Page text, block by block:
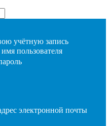
учётную запись
пользователя
электронной почты